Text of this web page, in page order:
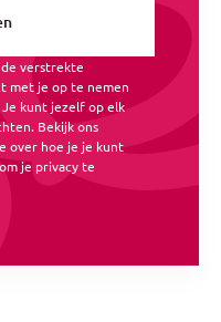
verstrekte
met je op te nemen
kunt jezelf op elk
Bekijk ons
over hoe je je kunt
je privacy te